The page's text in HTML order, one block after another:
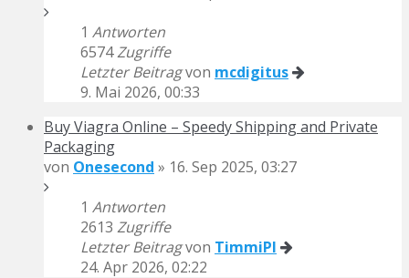
1 Antworten
6574Zugriffe
Letzter Beitragvon mcdigitus
9. Mai 2026, 00:33
Buy Viagra Online – Speedy Shipping and Private
Packaging
von Onesecond » 16. Sep 2025, 03:27
1 Antworten
2613 Zugriffe
Letzter Beitragvon TimmiPI
24. Apr 2026, 02:22